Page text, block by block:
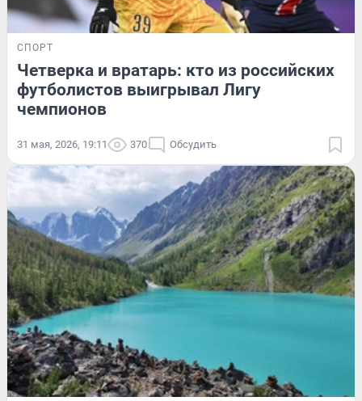
СПОРТ
Четверка и вратарь: кто из российских
футболистов выигрывал Лигу
чемпионов
31 мая, 2026, 19:11 370 Обсудить